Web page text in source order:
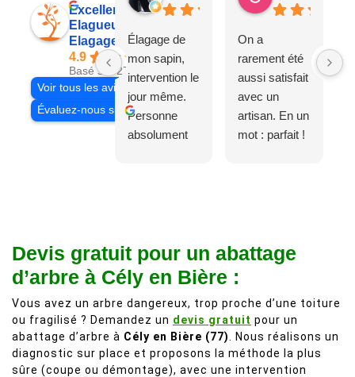
Excellent
Elagueur 77
Elagage Villiers
4.9
Basé sur 27 avis
Voir tous les avis
Évaluez-nous sur
Élagage de
mon sapin,
intervention le
jour même.
Personne
absolument
comme on en
fait plus!
On a
rarement été
aussi satisfait
avec un
artisan. En un
mot : parfait !
débordait trop
chez les
plein de bois
mort. C'est
délicat parce
que c'est un
Devis gratuit pour un abattage
d’arbre à Cély en Bière :
Vous avez un arbre dangereux, trop proche d’une toiture
ou fragilisé ? Demandez un devis gratuit pour un
abattage d’arbre à Cély en Bière (77)
. Nous réalisons un
diagnostic sur place et proposons la méthode la plus
sûre (coupe ou démontage), avec une intervention